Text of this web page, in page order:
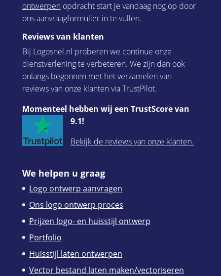
ontwerpenopdracht start je vandaag nog op door
ons aanvraagformulier in te vullen.
Reviews van klanten
Bij Logosnel.nl proberen we continue onze
dienstverlening te verbeteren. We zijn dan ook
onlangs begonnen met het verzamelen van
reviews van onze klanten via TrustPilot.
Momenteel hebben wij een TrustScore van
9.1!
Bekijk de reviews van onze klanten.
We helpen u graag
Logo ontwerp aanvragen
Ons logo ontwerp proces
Prijzen logo- en huisstijl ontwerp
Portfolio
Huisstijl laten ontwerpen
Vector bestand laten maken/vectoriseren